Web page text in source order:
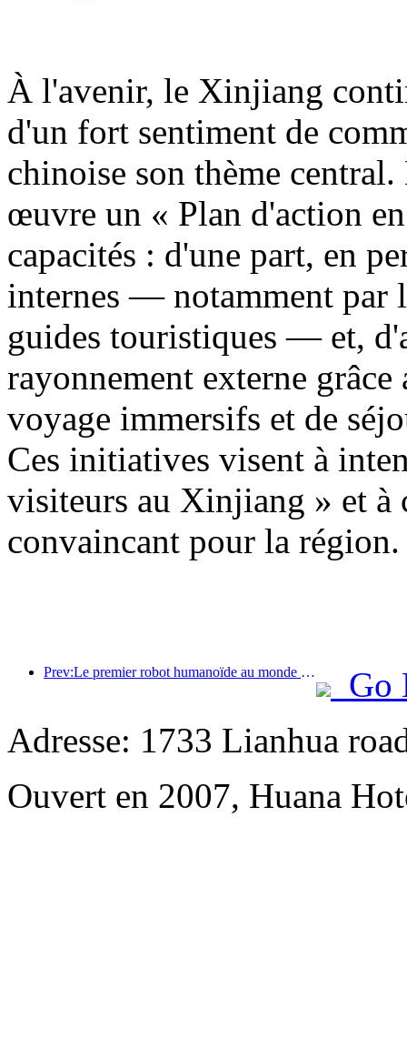
À l'avenir, le Xinjiang
d'un fort sentiment de
chinoise son thème
œuvre un « Plan d'action
capacités : d'une part, en
internes — notamment par
guides touristiques — et,
rayonnement externe
voyage immersifs et de
Ces initiatives visent à
visiteurs au Xinjiang » et à
convaincant pour la région.
Prev:Le premier robot humanoïde au monde dédié aux services de restauration multi-scénarios a été dévoilé.
Go
Adresse: 1733 Lianhua
Ouvert en 2007, Huana